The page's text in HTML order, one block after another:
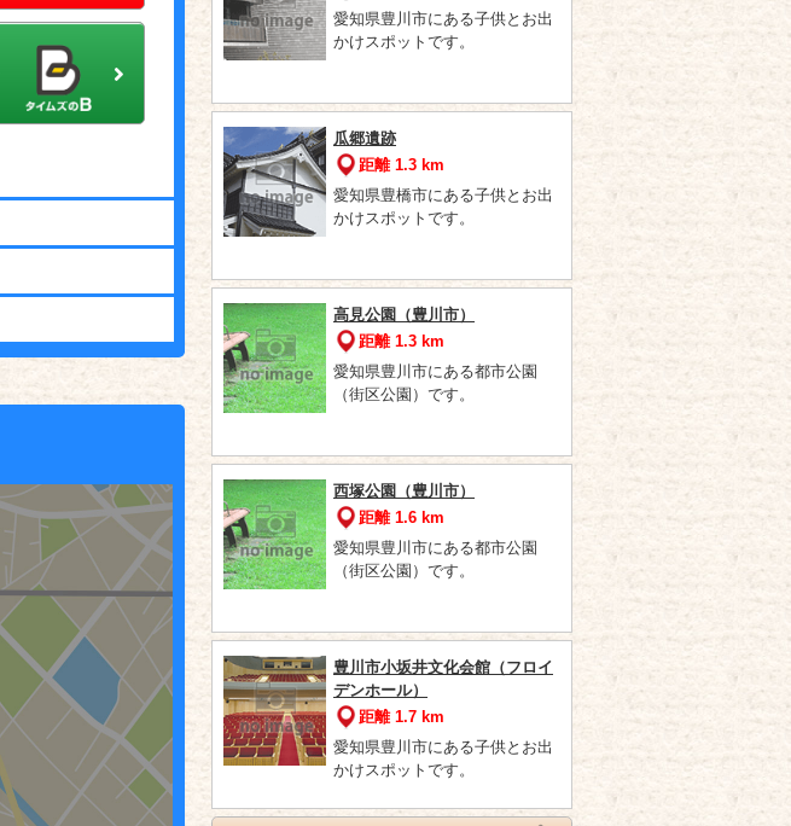
愛知県豊川市にある子供とお出
かけスポットです。
瓜郷遺跡
距離 1.3 km
愛知県豊橋市にある子供とお出
かけスポットです。
高見公園（豊川市）
距離 1.3 km
愛知県豊川市にある都市公園
（街区公園）です。
西塚公園（豊川市）
距離 1.6 km
愛知県豊川市にある都市公園
（街区公園）です。
豊川市小坂井文化会館（フロイ
デンホール）
距離 1.7 km
愛知県豊川市にある子供とお出
かけスポットです。